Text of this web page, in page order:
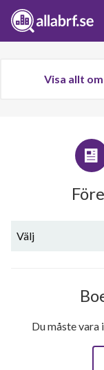
Visa allt
Välj
Du måste